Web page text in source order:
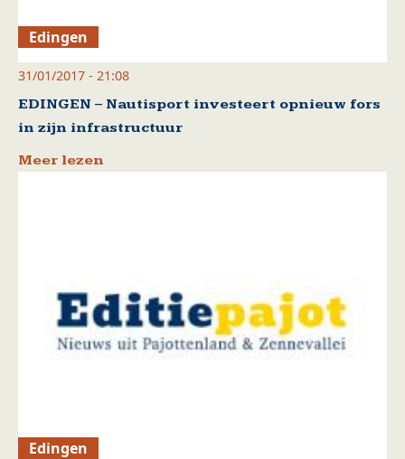
Edingen
31/01/2017 - 21:08
EDINGEN – Nautisport investeert opnieuw fors
in zijn infrastructuur
Meer lezen
Edingen